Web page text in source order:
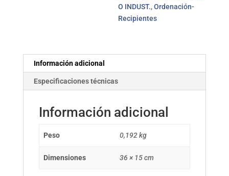
O INDUST.,Ordenación-
Recipientes
Información adicional
Especificaciones técnicas
Información adicional
Peso 0,192 kg
Dimensiones 36 × 15 cm